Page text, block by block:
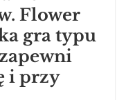
Flower
gra typu
i przy